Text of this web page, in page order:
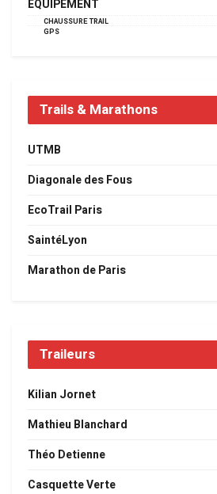
EQUIPEMENT
CHAUSSURE TRAIL
GPS
Trails & Marathons
UTMB
Diagonale des Fous
EcoTrail Paris
SaintéLyon
Marathon de Paris
Traileurs
Kilian Jornet
Mathieu Blanchard
Théo Detienne
Casquette Verte